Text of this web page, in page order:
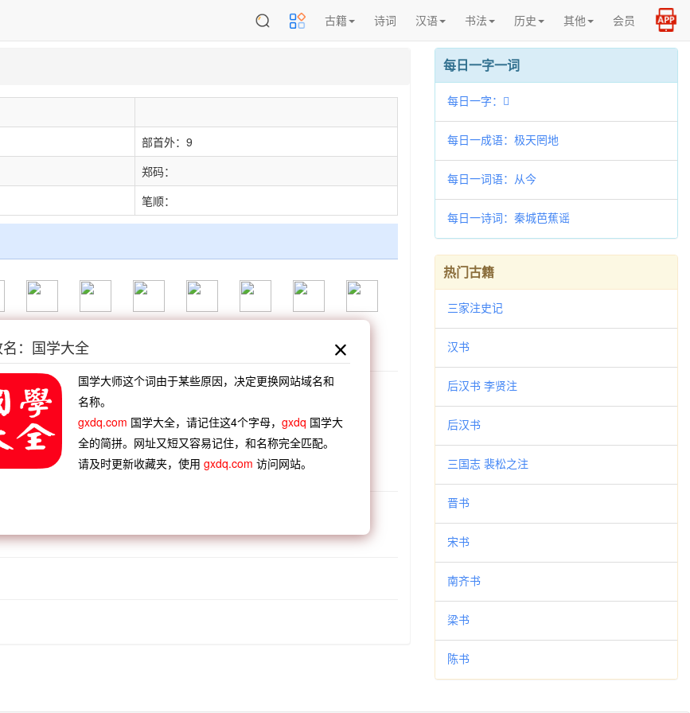
古籍 诗词 汉语 书法 历史 其他 会员
部首外：9
郑码：
笔顺：
每日一字一词
每日一字：𣹏
每日一成语：极天罔地
每日一词语：从今
每日一诗词：秦城芭蕉谣
热门古籍
三家注史记
汉书
后汉书 李贤注
后汉书
三国志 裴松之注
晋书
宋书
南齐书
梁书
陈书
：国学大全
国学大师这个词由于某些原因，决定更换网站域名和
名称。
gxdq.com 国学大全，请记住这4个字母， gxdq 国学大
全的简拼。网址又短又容易记住，和名称完全匹配。
请及时更新收藏夹，使用 gxdq.com 访问网站。